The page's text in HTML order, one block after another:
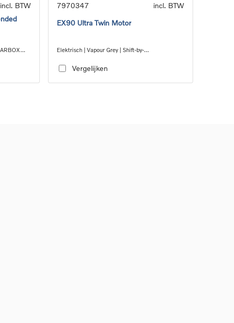
incl. BTW
7970347
incl. BTW
EX90 Ultra Twin Motor
Elektrisch | Vapour Grey | Shift-by-
Vergelijken